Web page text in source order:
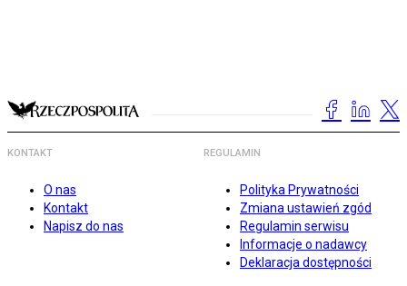
KONTAKT
O nas
Kontakt
Napisz do nas
REGULAMIN
Polityka Prywatności
Zmiana ustawień zgód
Regulamin serwisu
Informacje o nadawcy
Deklaracja dostępności